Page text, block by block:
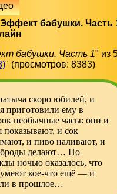
бабушки. Часть
бабушки. Часть 1" из
" (просмотров: 8383)
скоро юбилей, и
приготовили ему в
необычные часы: они и
показывают, и сок
и пиво наливают, и
делают… Но
ночью оказалось, что
кое-что ещё — и
в прошлое…